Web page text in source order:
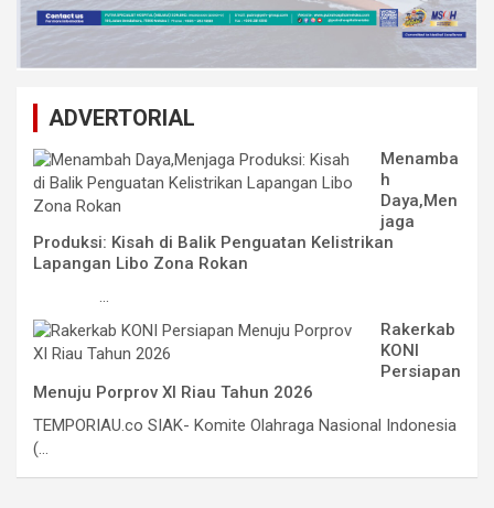
ADVERTORIAL
Menamba
h
Daya,Men
jaga
Produksi: Kisah di Balik Penguatan Kelistrikan
Lapangan Libo Zona Rokan
...
Rakerkab
KONI
Persiapan
Menuju Porprov XI Riau Tahun 2026
TEMPORIAU.co SIAK- Komite Olahraga Nasional Indonesia
(...